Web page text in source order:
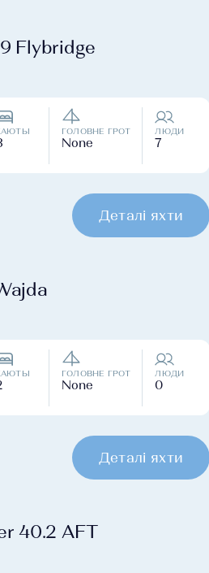
Flybridge
ГОЛОВНЕ ГРОТ
None
ЛЮДИ
7
Деталі яхти
ГОЛОВНЕ ГРОТ
None
ЛЮДИ
0
Деталі яхти
40.2 AFT